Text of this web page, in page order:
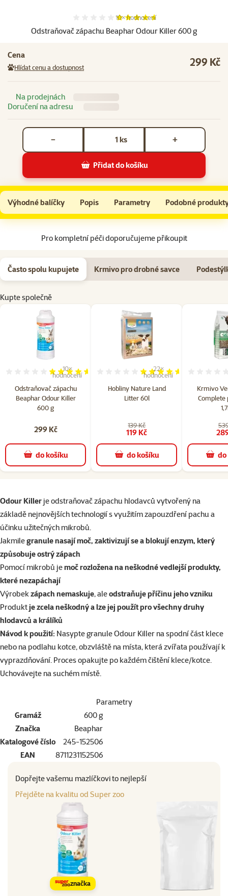
Odstraňovač zápachu Beaphar Odour Killer 600 g
Hodnocení 92%, počet hodnocení:
10×hodnocení
Cena
Hlídat cenu a dostupnost 299 Kč
Na prodejnách
Doručení na adresu
ks
− +
Přidat do košíku
Odstraňovač zápachu Beaphar Odour Killer 600 g
Do košíku
Výhodné balíčky Popis Parametry Podobné
Na začátek stránky
Pro kompletní péči doporučujeme přikoupit
Často spolu kupujete Krmivo pro drobné savce
Kupte společně
Odstraňovač zápachu
Beaphar Odour Killer
600 g
Hodnocení 92%, počet hodnocení: 10
10×
hodnocení
299 Kč
do košíku
Hobliny Nature Land
Litter 60l
Hodnocení 92%, počet
22×
hodnocení
139 Kč
119 Kč
do košíku
Krmivo
Complete
superzoo.product.detail.content
Odour Killerje odstraňovač zápachu hlodavců vytvořený na
základě nejnovějších technologií s využitím zapouzdření pachu a
účinku užitečných mikrobů.
Jakmilegranule nasají moč, zaktivizují se a blokují enzym, který
způsobuje ostrý zápach
Pomocí mikrobů jemoč rozložena na neškodné vedlejší produkty,
které nezapáchají
Výrobek zápach nemaskuje, aleodstraňuje příčinu jeho vzniku
Produktje zcela neškodný a lze jej použít pro všechny druhy
hlodavců a králíků
Návod k použití: Nasypte granule Odour Killer na spodní část klece
nebo na podlahu kotce, obzvláště na místa, která zvířata používají k
vyprazdňování. Proces opakujte po každém čištění klece/kotce.
Uchovávejte na suchém místě.
Parametry
Gramáž
600 g
Značka
Beaphar
Katalogové číslo
245-152506
EAN
8711231152506
Dopřejte vašemu mazlíčkovi to nejlepší
Přejděte na kvalitu od Super zoo
značka